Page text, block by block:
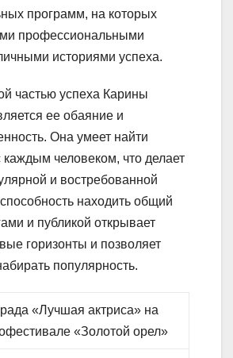
программ, на которых
профессиональными
историями успеха.
частью успеха Карины
ее обаяние и
Она умеет найти
человеком, что делает
и востребованной
находить общий
и публикой открывает
горизонты и позволяет
популярность.
«Лучшая актриса» на
«Золотой орел»